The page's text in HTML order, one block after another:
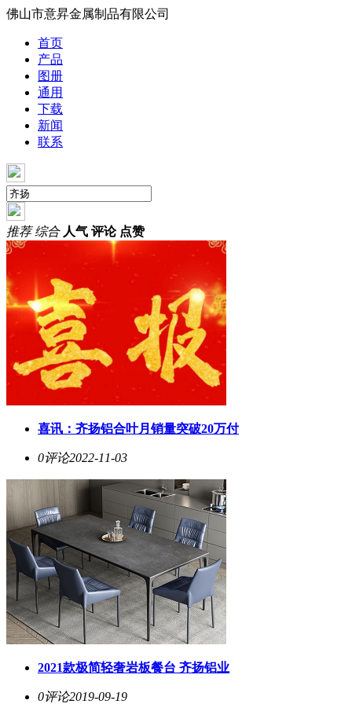
佛山市意昇金属制品有限公司
首页
产品
图册
通用
下载
新闻
联系
推荐 综合 人气 评论 点赞
喜讯：齐扬铝合叶月销量突破20万付
0评论2022-11-03
2021款极简轻奢岩板餐台齐扬铝业
0评论2019-09-19